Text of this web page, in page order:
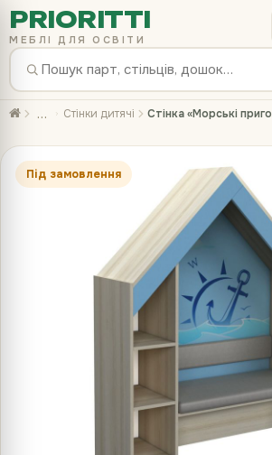
PRIORITTI
МЕБЛІ ДЛЯ ОСВІТИ
… Стінки дитячі Стінка «Морські
Під замовлення